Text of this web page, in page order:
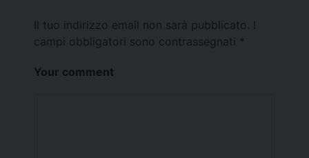
Il tuo indirizzo email non sarà pubblicato.
campi obbligatori sono contrassegnati *
Your comment